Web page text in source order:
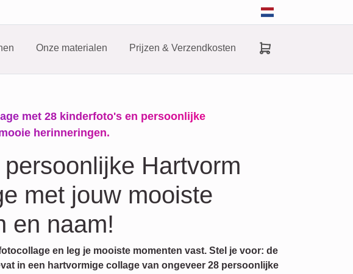
Onze materialen Prijzen & Verzendkosten
met 28 kinderfoto's en persoonlijke
herinneringen.
Hartvorm
met jouw mooiste
en naam!
en leg je mooiste momenten vast. Stel je voor: de
in een hartvormige collage van ongeveer 28 persoonlijke